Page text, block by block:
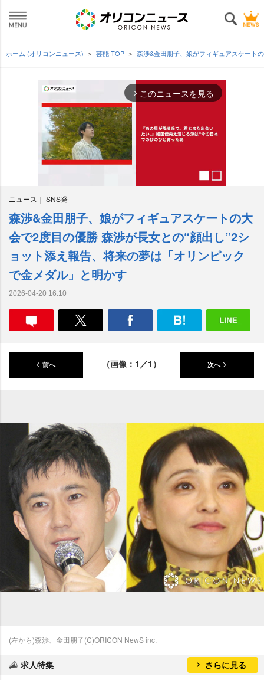
ホーム (オリコンニュース) 芸能 TOP 森渉&金田朋子、娘がフィギュアスケート
arrow_forward_ios このニュースを見る
M
e
ニュース SNS発
森渉&金田朋子、娘がフィギュアスケートの大
会で2度目の優勝 森渉が長女との“顔出し”2シ
ョット添え報告、将来の夢は「オリンピック
で金メダル」と明かす
2026-04-20 16:10
前へ （画像：1／1） 次へ
(左から)森渉、金田朋子(C)ORICON NewS inc.
求人特集 さらに見る